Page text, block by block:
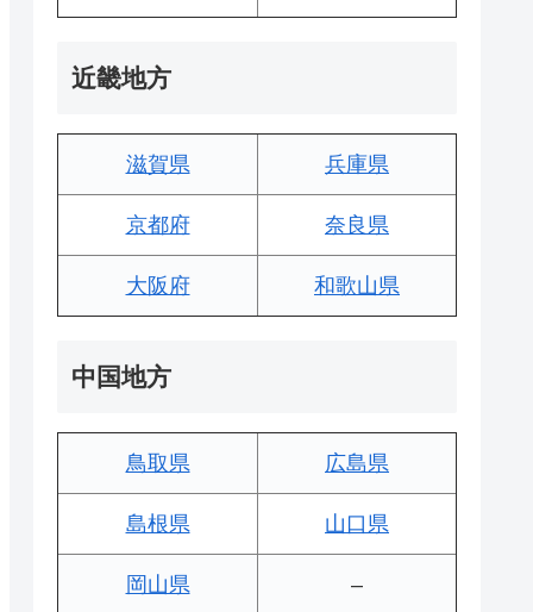
近畿地方
滋賀県 兵庫県
京都府 奈良県
大阪府 和歌山県
中国地方
鳥取県 広島県
島根県 山口県
岡山県 –